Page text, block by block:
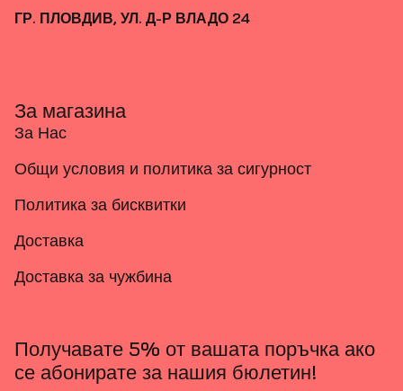
ГР. ПЛОВДИВ, УЛ. Д-Р ВЛАДО 24
За магазина
За Нас
Общи условия и политика за сигурност
Политика за бисквитки
Доставка
Доставка за чужбина
Получавате 5% от вашата поръчка ако
се абонирате за нашия бюлетин!